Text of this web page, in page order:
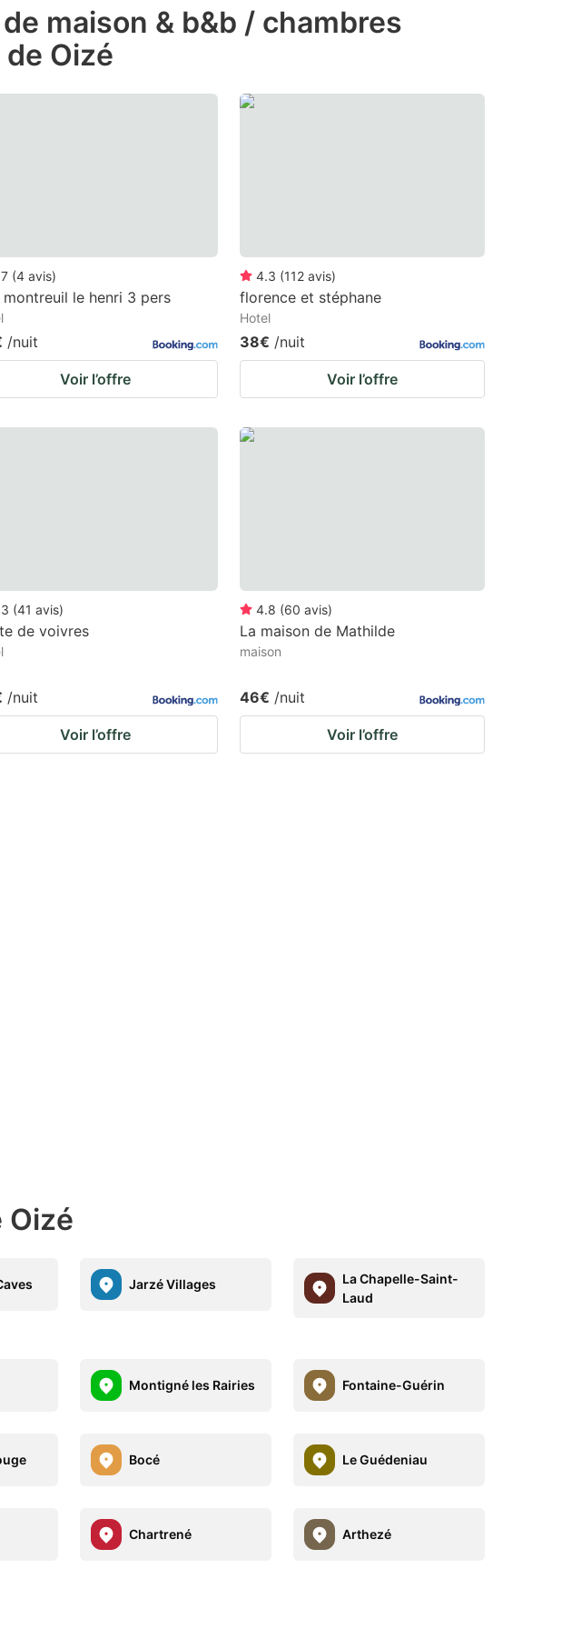
maison & b&b / chambres
Oizé
(4 avis)
le henri 3 pers
/nuit
Voir l’offre
4.3 (112 avis)
florence et stéphane
Hotel
38€ /nuit
Voir l’offre
(41 avis)
de voivres
/nuit
Voir l’offre
4.8 (60 avis)
La maison de Mathilde
maison
46€ /nuit
Voir l’offre
Oizé
Jarzé Villages
La Chapelle-Saint-
Laud
Montigné les Rairies Fontaine-Guérin
Bocé Le Guédeniau
Chartrené Arthezé